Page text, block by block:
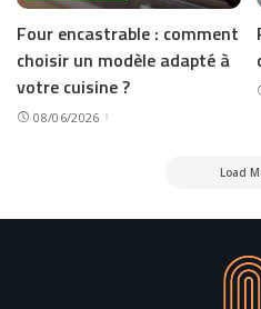
Four encastrable : comment
choisir un modèle adapté à
votre cuisine ?
08/06/2026
Load